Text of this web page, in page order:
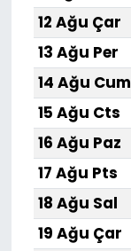
12 Ağu Çar
13 Ağu Per
14 Ağu Cum
15 Ağu Cts
16 Ağu Paz
17 Ağu Pts
18 Ağu Sal
19 Ağu Çar